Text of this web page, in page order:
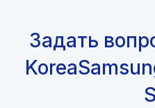
Задать